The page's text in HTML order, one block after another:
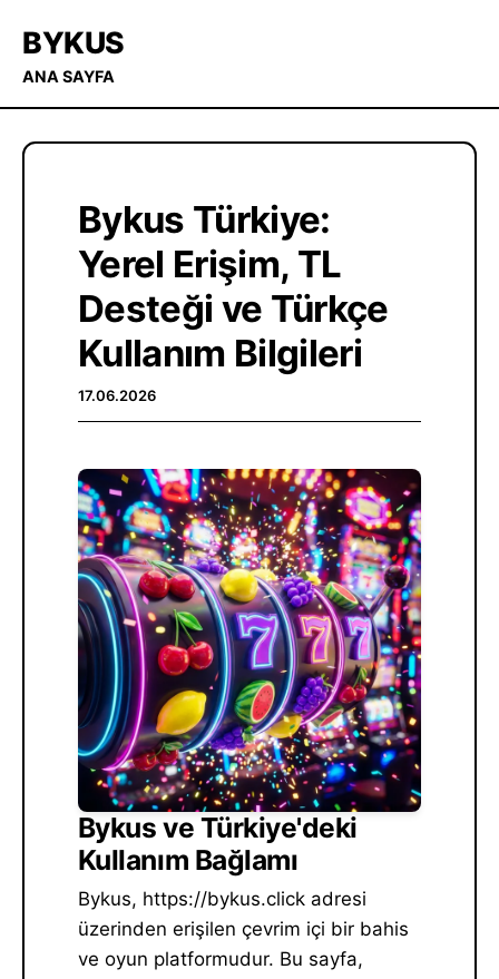
BYKUS
ANA SAYFA
Bykus Türkiye:
Yerel Erişim, TL
Desteği ve Türkçe
Kullanım Bilgileri
17.06.2026
Bykus ve Türkiye'deki
Kullanım Bağlamı
Bykus, https://bykus.click adresi
üzerinden erişilen çevrim içi bir bahis
ve oyun platformudur. Bu sayfa,